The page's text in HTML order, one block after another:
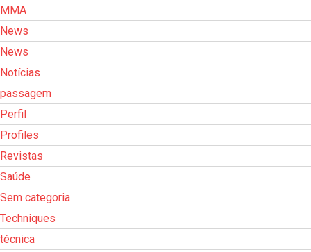
MMA
News
News
Notícias
passagem
Perfil
Profiles
Revistas
Saúde
Sem categoria
Techniques
técnica